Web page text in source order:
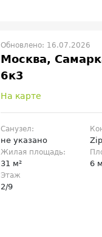
Обновлено: 16.07.2026
Москва,
6к3
На карте
Санузел:
не указано
Жилая площадь:
31 м² 6
Этаж
2/9